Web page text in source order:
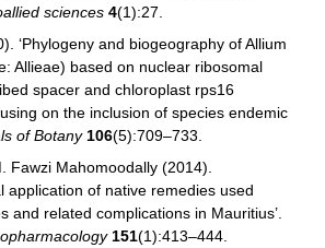
sciences 4(1):27.
‘Phylogeny and biogeography of Allium
Allieae) based on nuclear ribosomal
spacer and chloroplast rps16
on the inclusion of species endemic
of Botany 106(5):709–733.
Fawzi Mahomoodally (2014).
application of native remedies used
and related complications in Mauritius’.
151(1):413–444.